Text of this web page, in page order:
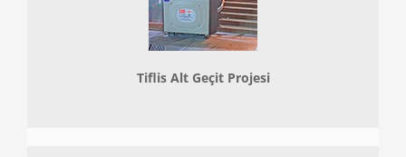
Tiflis Alt Geçit Projesi